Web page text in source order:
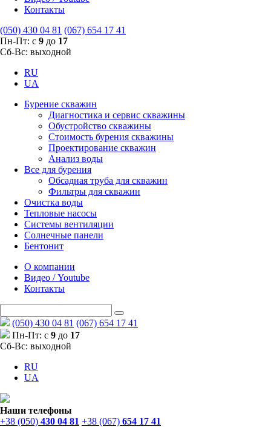
Контакты
(050) 430 04 81 (067) 654 17 41
Пн-Пт: с 9 до 17
Сб-Вс: выходной
RU
UA
Бурение скважин
Диагностика и сервис скважины
Обустройство скважины
Стоимость бурения скважины
Проектирование скважин
Анализ воды
Все для бурения
Обсадная труба для скважин
Фильтры для скважин
Очистка воды
Тепловые насосы
Системы вентиляции
Солнечные панели
Бентонит
О компании
Видео / Youtube
Контакты
(050) 430 04 81 (067) 654 17 41
Пн-Пт: с 9 до 17
Сб-Вс: выходной
RU
UA
Наши телефоны
+38 (050) 430 04 81 +38 (067) 654 17 41